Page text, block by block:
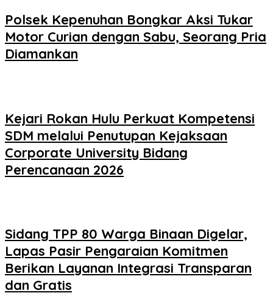
Polsek Kepenuhan Bongkar Aksi Tukar
Motor Curian dengan Sabu, Seorang Pria
Diamankan
Kejari Rokan Hulu Perkuat Kompetensi
SDM melalui Penutupan Kejaksaan
Corporate University Bidang
Perencanaan 2026
Sidang TPP 80 Warga Binaan Digelar,
Lapas Pasir Pengaraian Komitmen
Berikan Layanan Integrasi Transparan
dan Gratis